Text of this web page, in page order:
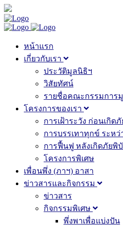
หน้าแรก
เกี่ยวกับเรา
ประวัติมูลนิธิฯ
วิสัยทัศน์
รายชื่อคณะกรรมการ
โครงการของเรา
การเฝ้าระวัง ก่อนเกิด
การบรรเทาทุกข์ ระหว่
การฟื้นฟู หลังเกิดภัยพิ
โครงการพิเศษ
เพื่อนพึ่ง (ภาฯ) อาสา
ข่าวสารและกิจกรรม
ข่าวสาร
กิจกรรมพิเศษ
พึ่งพาเพื่อแบ่งปัน